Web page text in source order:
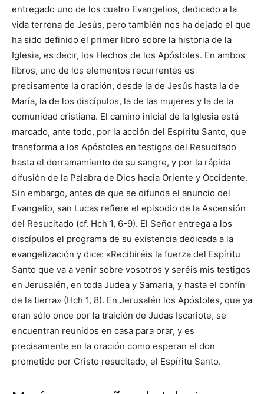
entregado uno de los cuatro Evangelios, dedicado a la
vida terrena de Jesús, pero también nos ha dejado el que
ha sido definido el primer libro sobre la historia de la
Iglesia, es decir, los Hechos de los Apóstoles. En ambos
libros, uno de los elementos recurrentes es
precisamente la oración, desde la de Jesús hasta la de
María, la de los discípulos, la de las mujeres y la de la
comunidad cristiana. El camino inicial de la Iglesia está
marcado, ante todo, por la acción del Espíritu Santo, que
transforma a los Apóstoles en testigos del Resucitado
hasta el derramamiento de su sangre, y por la rápida
difusión de la Palabra de Dios hacia Oriente y Occidente.
Sin embargo, antes de que se difunda el anuncio del
Evangelio, san Lucas refiere el episodio de la Ascensión
del Resucitado (cf. Hch 1, 6-9). El Señor entrega a los
discípulos el programa de su existencia dedicada a la
evangelización y dice: «Recibiréis la fuerza del Espíritu
Santo que va a venir sobre vosotros y seréis mis testigos
en Jerusalén, en toda Judea y Samaria, y hasta el confín
de la tierra» (Hch 1, 8). En Jerusalén los Apóstoles, que ya
eran sólo once por la traición de Judas Iscariote, se
encuentran reunidos en casa para orar, y es
precisamente en la oración como esperan el don
prometido por Cristo resucitado, el Espíritu Santo.